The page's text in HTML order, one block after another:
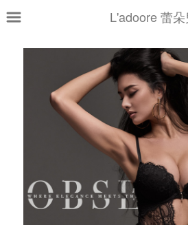
L'adoore 蕾朵